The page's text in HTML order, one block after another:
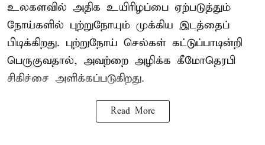
உலகளவில் அதிக உயிரிழப்பை ஏற்படுத்தும்
நோய்களில் புற்றுநோயும் முக்கிய இடத்தைப்
பிடிக்கிறது. புற்றுநோய் செல்கள் கட்டுப்பாடின்றி
பெருகுவதால், அவற்றை அழிக்க கீமோதெரபி
சிகிச்சை அளிக்கப்படுகிறது.
Read More